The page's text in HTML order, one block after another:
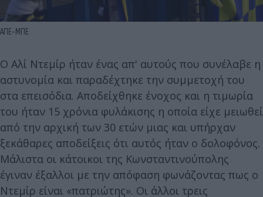
ΑΠΕ-ΜΠΕ
Ο Αλί Ντεμίρ ήταν ένας απ' αυτούς που συνέλαβε η
αστυνομία και παραδέχτηκε την συμμετοχή του
στα επεισόδια. Αποδείχθηκε ένοχος και η τιμωρία
του ήταν 15 χρόνια φυλάκισης η οποία είχε μειωθεί
από την αρχική των 30 ετών μιας και υπήρχαν
ξεκάθαρες αποδείξεις ότι αυτός ήταν ο δολοφόνος.
Μάλιστα οι κάτοικοι της Κωνσταντινούπολης
έγιναν έξαλλοι με την απόφαση φωνάζοντας πως ο
Ντεμίρ είναι «πατριώτης». Οι άλλοι τρεις